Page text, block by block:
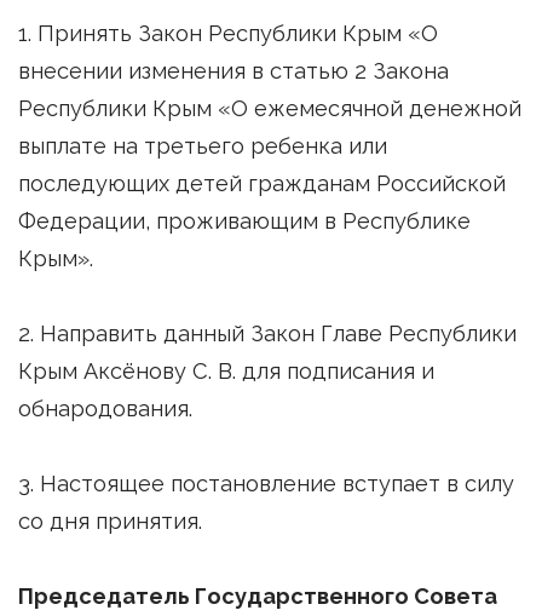
1. Принять Закон Республики Крым «О
внесении изменения в статью 2 Закона
Республики Крым «О ежемесячной денежной
выплате на третьего ребенка или
последующих детей гражданам Российской
Федерации, проживающим в Республике
Крым».
2. Направить данный Закон Главе Республики
Крым Аксёнову С. В. для подписания и
обнародования.
3. Настоящее постановление вступает в силу
со дня принятия.
Председатель Государственного Совета